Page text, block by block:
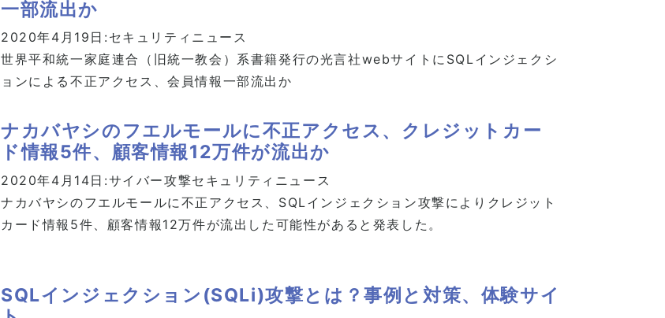
一部流出か
2020年4月19日: セキュリティニュース
世界平和統一家庭連合（旧統一教会）系書籍発行の光言社webサイトにSQLインジェクシ
ョンによる不正アクセス、会員情報一部流出か
ナカバヤシのフエルモールに不正アクセス、クレジットカー
ド情報5件、顧客情報12万件が流出か
2020年4月14日:サイバー攻撃セキュリティニュース
ナカバヤシのフエルモールに不正アクセス、SQLインジェクション攻撃によりクレジット
カード情報5件、顧客情報12万件が流出した可能性があると発表した。
SQLインジェクション(SQLi)攻撃とは？事例と対策、体験サイ